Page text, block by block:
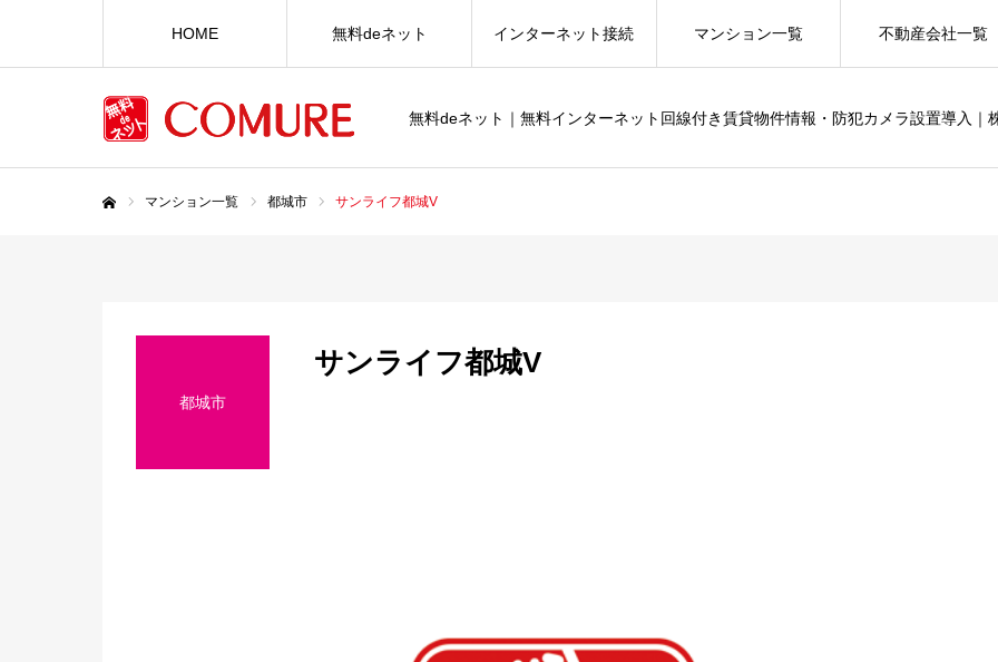
無料deネット｜無料インターネット回線付き賃貸物件情報・防犯カメラ設置導入｜
HOME 無料deネット インターネット接続 マンション一覧 不動産会社一覧
マンション一覧 都城市 サンライフ都城V
都城市
サンライフ都城V